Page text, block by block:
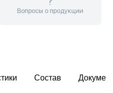
Вопросы о продукции
Состав